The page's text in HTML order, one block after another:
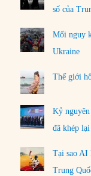
số của
Mối nguy
Ukraine
Thế giới
Kỷ
đã khép lại
Tại sao AI
Trung